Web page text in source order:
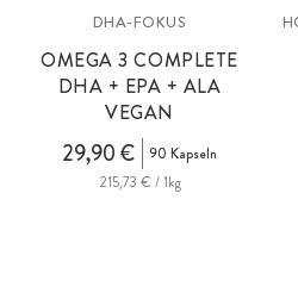
DHA-FOKUS
OMEGA 3 COMPLETE
DHA + EPA + ALA
VEGAN
29,90 €
90 Kapseln
215,73 € / 1kg